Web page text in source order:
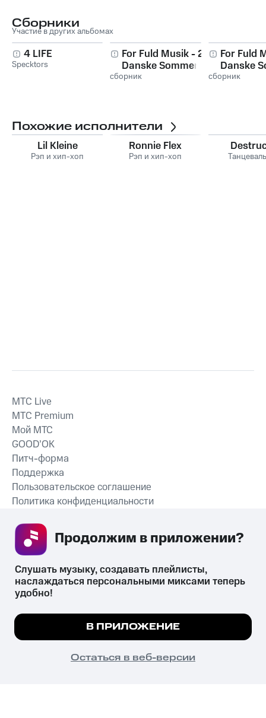
Сборники
Участие в других альбомах
4 LIFE
Specktors
For Fuld Musik - 25
Danske Sommer
Pop & Rock Hits
сборник
For Fuld
Danske
Pop &
сборник
Похожие исполнители
Lil Kleine
Рэп и хип-хоп
Ronnie Flex
Рэп и хип-хоп
СКАЧАТЬ ПРИЛОЖЕНИЕ
MTС Live
MTС Premium
Мой МТС
GOOD’OK
Питч-форма
Поддержка
Пользовательское соглашение
Политика конфиденциальности
психотропных веществ, их аналогов причиняет вред здоровью,
их незаконный оборот запрещён и влечёт установленную
законодательством ответственность.
© 2026 ООО «КИОН».
Все права защищены
Мы используем куки, чтобы на сайте все
Подробнее
ПОНЯТНО
Слушать музыку, создавать плейлисты,
наслаждаться персональными миксами теперь
удобно!
В ПРИЛОЖЕНИЕ
Остаться в веб-версии